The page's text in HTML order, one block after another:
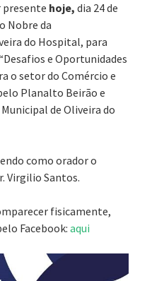
presente hoje, dia 24 de
Nobre da
do Hospital, para
e Oportunidades
o setor do Comércio e
Planalto Beirão e
de Oliveira do
como orador o
Virgilio Santos.
fisicamente,
Facebook: aqui